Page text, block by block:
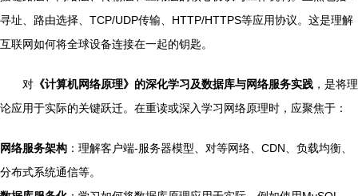
寻址、路由选择、TCP/UDP传输、HTTP/HTTPS等应用协议。这是理解
互联网如何将全球设备连接在一起的钥匙。
对 《计算机网络原理》的深化学习及数据库与网络服务实践 ，是将理
论应用于实际的关键跃迁。在重读或深入学习网络原理时，应聚焦于：
网络服务架构 ：理解客户端-服务器模型、对等网络、CDN、负载均衡、
分布式系统通信等。